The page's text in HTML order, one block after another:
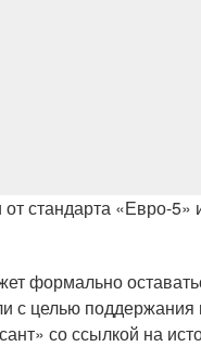
стандарта «Евро-5»
формально
с целью
со ссылкой на